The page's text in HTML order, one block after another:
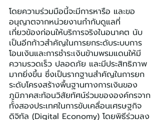
โดยความร่วมมือนี้จะมีการหารือ และขอ
อนุญาตจากหน่วยงานกำกับดูแลที่
เกี่ยวข้องก่อนให้บริการจริงในอนาคต นับ
เป็นอีกก้าวสำคัญในการยกระดับระบบการ
โอนเงินและการชำระเงินข้ามพรมแดนให้มี
ความรวดเร็ว ปลอดภัย และมีประสิทธิภาพ
มากยิ่งขึ้น ซึ่งเป็นรากฐานสำคัญในการยก
ระดับโครงสร้างพื้นฐานทางการเงินของ
ภูมิภาคสะท้อนวิสัยทัศน์ร่วมขององค์กรจาก
ทั้งสองประเทศในการขับเคลื่อนเศรษฐกิจ
ดิจิทัล (Digital Economy) โดยพิธีร่วมลง